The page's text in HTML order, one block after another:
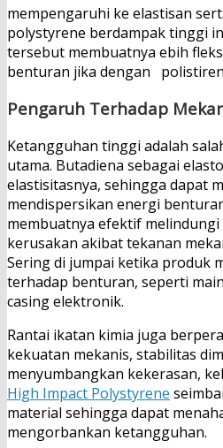
mempengaruhi ke elastisan
polystyrene berdampak tinggi
tersebut membuatnya ebih
benturan jika dengan
Pengaruh Terhadap
Ketangguhan tinggi adalah
utama. Butadiena sebagai
elastisitasnya, sehingga dapat
mendispersikan energi
membuatnya efektif
kerusakan akibat tekanan
Sering di jumpai ketika produk
terhadap benturan, seperti
casing elektronik.
Rantai ikatan kimia juga
kekuatan mekanis, stabilitas
menyumbangkan kekerasan,
High Impact Polystyrene
material sehingga dapat
mengorbankan ketangguhan.